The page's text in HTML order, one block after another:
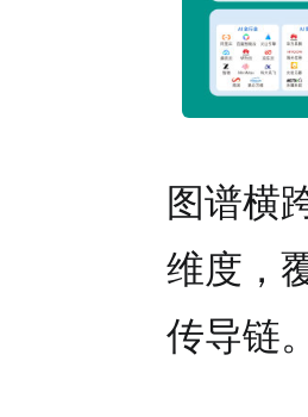
图谱横
维度，
传导链